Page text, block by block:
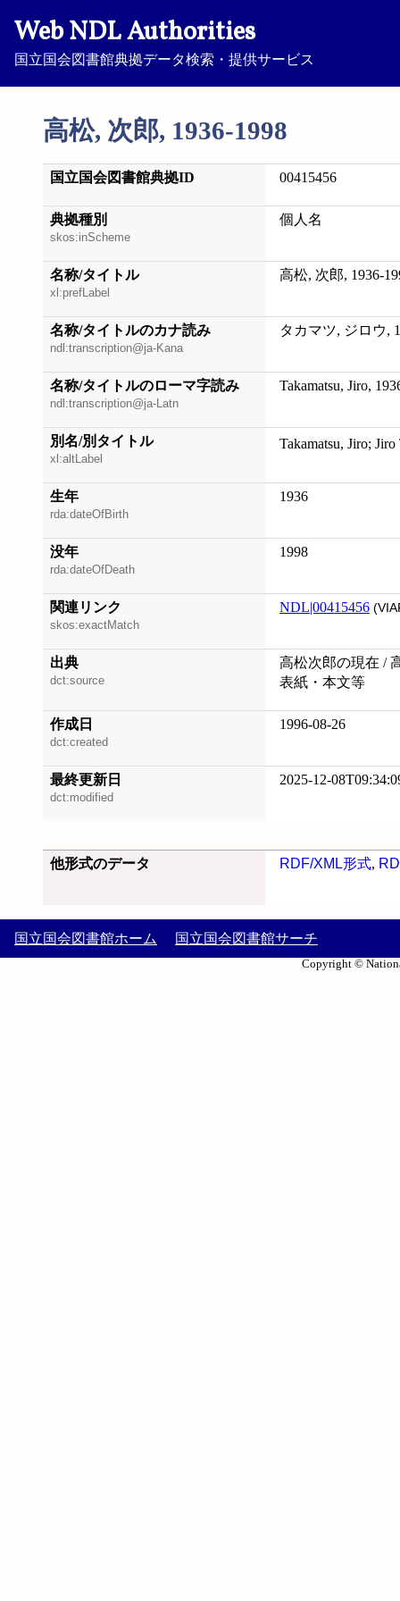
Web NDL Authorities
国立国会図書館典拠データ検索・提供サービス
高松, 次郎, 1936-1998
国立国会図書館典拠ID 00415456
典拠種別
skos:inScheme
個人名
名称/タイトル
xl:prefLabel
高松, 次郎, 1936-
名称/タイトルのカナ読み
ndl:transcription@ja-Kana
タカマツ, ジロウ,
名称/タイトルのローマ字読み
ndl:transcription@ja-Latn
Takamatsu, Jiro,
別名/別タイトル
xl:altLabel
生年
rda:dateOfBirth
1936
没年
rda:dateOfDeath
1998
関連リンク
skos:exactMatch
NDL|00415456
出典
dct:source
高松次郎の現在 /
表紙・本文等
作成日
dct:created
1996-08-26
最終更新日
dct:modified
2025-12-
他形式のデータ RDF/XML形式,
国立国会図書館ホーム 国立国会図書館サーチ
Copyright ©